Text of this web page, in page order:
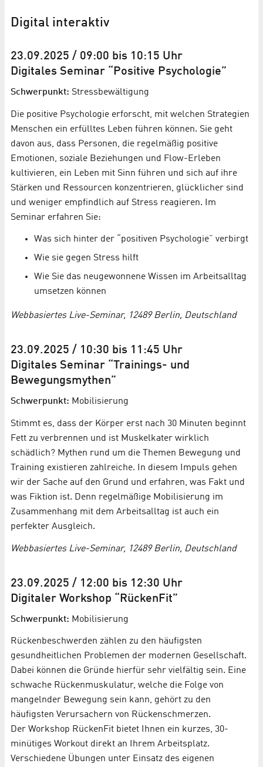
Digital interaktiv
23.09.2025 / 09:00 bis 10:15 Uhr
Digitales Seminar “Positive Psychologie”
Schwerpunkt: Stressbewältigung
Die positive Psychologie erforscht, mit welchen Strategien
Menschen ein erfülltes Leben führen können. Sie geht
davon aus, dass Personen, die regelmäßig positive
Emotionen, soziale Beziehungen und Flow-Erleben
kultivieren, ein Leben mit Sinn führen und sich auf ihre
Stärken und Ressourcen konzentrieren, glücklicher sind
und weniger empfindlich auf Stress reagieren. Im
Seminar erfahren Sie:
Was sich hinter der “positiven Psychologie” verbirgt
Wie sie gegen Stress hilft
Wie Sie das neugewonnene Wissen im Arbeitsalltag
umsetzen können
Webbasiertes Live-Seminar, 12489 Berlin, Deutschland
23.09.2025 / 10:30 bis 11:45 Uhr
Digitales Seminar “Trainings- und
Bewegungsmythen”
Schwerpunkt: Mobilisierung
Stimmt es, dass der Körper erst nach 30 Minuten beginnt
Fett zu verbrennen und ist Muskelkater wirklich
schädlich? Mythen rund um die Themen Bewegung und
Training existieren zahlreiche. In diesem Impuls gehen
wir der Sache auf den Grund und erfahren, was Fakt und
was Fiktion ist. Denn regelmäßige Mobilisierung im
Zusammenhang mit dem Arbeitsalltag ist auch ein
perfekter Ausgleich.
Webbasiertes Live-Seminar, 12489 Berlin, Deutschland
23.09.2025 / 12:00 bis 12:30 Uhr
Digitaler Workshop “RückenFit”
Schwerpunkt: Mobilisierung
Rückenbeschwerden zählen zu den häufigsten
gesundheitlichen Problemen der modernen Gesellschaft.
Dabei können die Gründe hierfür sehr vielfältig sein. Eine
schwache Rückenmuskulatur, welche die Folge von
mangelnder Bewegung sein kann, gehört zu den
häufigsten Verursachern von Rückenschmerzen.
Der Workshop RückenFit bietet Ihnen ein kurzes, 30-
minütiges Workout direkt an Ihrem Arbeitsplatz.
Verschiedene Übungen unter Einsatz des eigenen